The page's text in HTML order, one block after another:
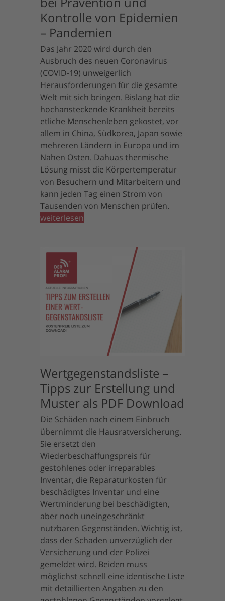
Kontrolle von Epidemien
– Pandemien
Das Jahr 2020 wird durch den
Ausbruch des neuen Coronavirus
(COVID-19) unweigerlich
Herausforderungen für die gesamte
Welt mit sich bringen. Bislang hat die
hochansteckende Krankheit bereits
etliche Menschenleben gekostet, vor
allem in China, Südkorea, Japan sowie
mehreren Ländern in Europa und im
Nahen Osten. Dahuas thermische
Lösung misst die Körpertemperatur
von Besuchern und Mitarbeitern und
kann jeden Tag einen Strom von
Tausenden von Menschen prüfen.
weiterlesen
Wertgegenstandsliste –
Tipps zur Erstellung und
Muster als PDF Download
Die Schäden nach einem Einbruch
übernimmt die Hausratversicherung.
Sie ersetzt den
Wiederbeschaffungspreis für
gestohlenes oder irreparables
Inventar, die Reparaturkosten für
beschädigtes Inventar und eine
Wertminderung bei beschädigten,
aber noch uneingeschränkt
nutzbaren Gegenständen. Wichtig ist,
dass der Schaden unverzüglich der
Versicherung und der Polizei
gemeldet wird. Beiden muss
möglichst schnell eine identische Liste
mit detaillierten Angaben zu den